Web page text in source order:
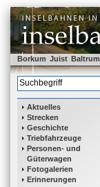
Borkum Juist Baltrum
Aktuelles
Strecken
Geschichte
Triebfahrzeuge
Personen- und
Güterwagen
Fotogalerien
Erinnerungen